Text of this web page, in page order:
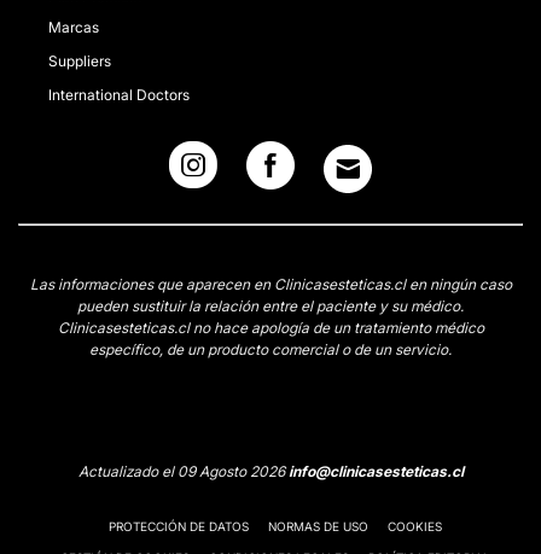
Marcas
Suppliers
International Doctors
Las informaciones que aparecen en Clinicasesteticas.cl en ningún caso
pueden sustituir la relación entre el paciente y su médico.
Clinicasesteticas.cl no hace apología de un tratamiento médico
específico, de un producto comercial o de un servicio.
Actualizado el 09 Agosto 2026info@clinicasesteticas.cl
PROTECCIÓN DE DATOS NORMAS DE USO COOKIES